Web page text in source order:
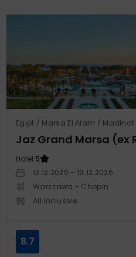
Hotel:5
12.12.2026 - 19.12.2026
Warszawa - Chopin
All Inclusive
8.7